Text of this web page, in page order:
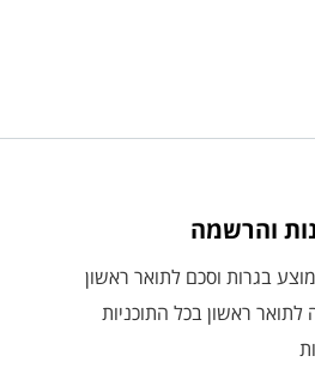
והרשמה
בגרות וסכם לתואר ראשון
לתואר ראשון בכל התוכניות